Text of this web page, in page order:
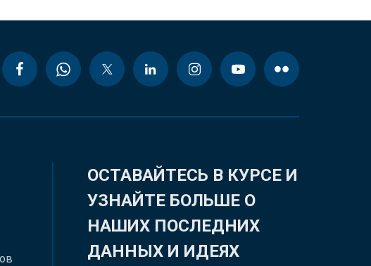
ОСТАВАЙТЕСЬ В КУРСЕ И
УЗНАЙТЕ БОЛЬШЕ О
НАШИХ ПОСЛЕДНИХ
ДАННЫХ И ИДЕЯХ